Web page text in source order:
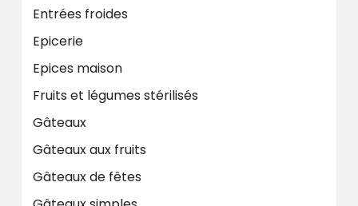
Entrées froides
Epicerie
Epices maison
Fruits et légumes stérilisés
Gâteaux
Gâteaux aux fruits
Gâteaux de fêtes